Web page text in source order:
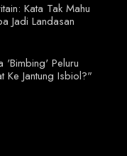
Kata Tak Mahu
Jadi Landasan
'Bimbing' Peluru
Ke Jantung Isbiol?"